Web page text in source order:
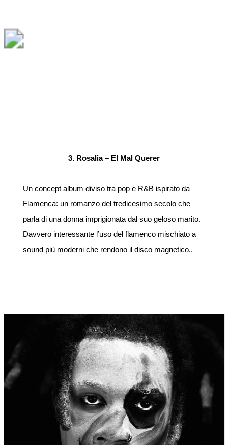
3. Rosalia – El Mal Querer
Un concept album diviso tra pop e R&B ispirato da
Flamenca: un romanzo del tredicesimo secolo che
parla di una donna imprigionata dal suo geloso marito.
Davvero interessante l’uso del flamenco mischiato a
sound più moderni che rendono il disco magnetico..